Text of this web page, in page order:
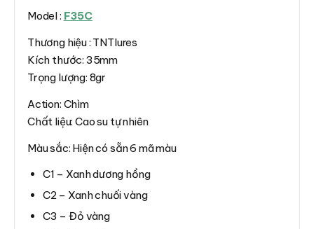
Model : F35C
Thương hiệu : TNTlures
Kích thước: 35mm
Trọng lượng: 8gr
Action: Chìm
Chất liệu: Cao su tự nhiên
Màu sắc: Hiện có sẵn 6 mã màu
C1 – Xanh dương hồng
C2 – Xanh chuối vàng
C3 – Đỏ vàng